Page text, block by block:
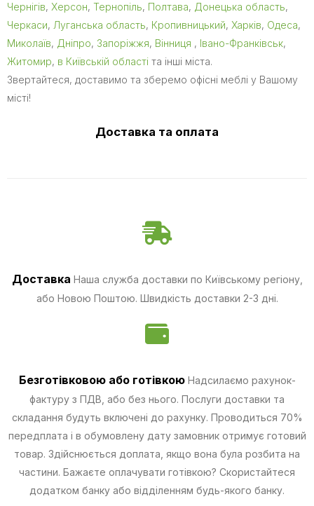
Чернігів, Херсон, Тернопіль, Полтава, Донецька область,
Черкаси, Луганська область, Кропивницький, Харків, Одеса,
Миколаїв, Дніпро, Запоріжжя, Вінниця , Івано-Франківськ,
Житомир, в Київській області та інші міста.
Звертайтеся, доставимо та зберемо офісні меблі у Вашому
місті!
Доставка та оплата
Доставка Наша служба доставки по Київському регіону,
або Новою Поштою. Швидкість доставки 2-3 дні.
Безготівковою або готівкою Надсилаємо рахунок-
фактуру з ПДВ, або без нього. Послуги доставки та
складання будуть включені до рахунку. Проводиться 70%
передплата і в обумовлену дату замовник отримує готовий
товар. Здійснюється доплата, якщо вона була розбита на
частини. Бажаєте оплачувати готівкою? Скористайтеся
додатком банку або відділенням будь-якого банку.